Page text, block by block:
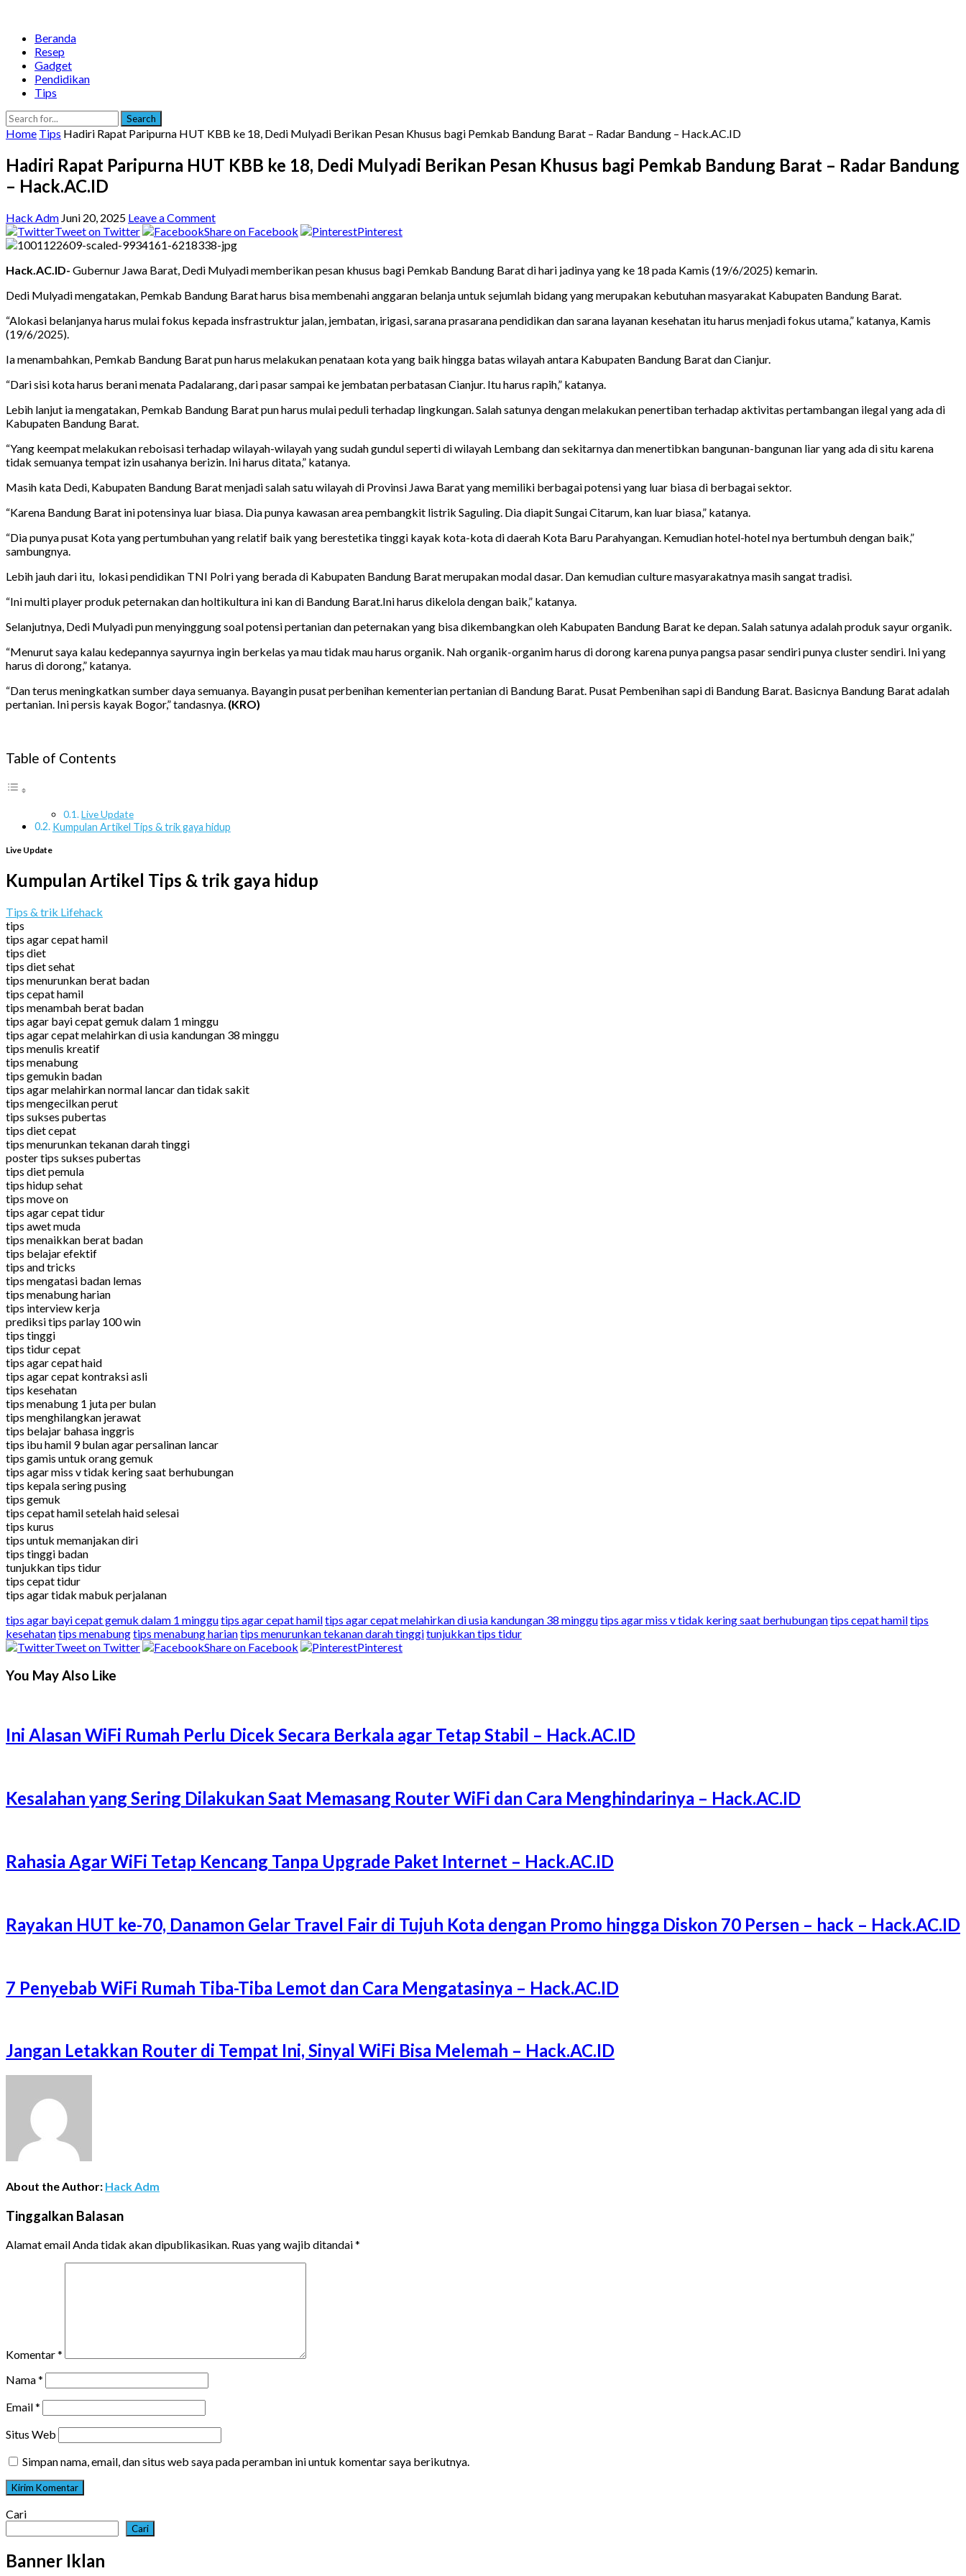
Beranda
Resep
Gadget
Pendidikan
Tips
Search
Home Tips Hadiri Rapat Paripurna HUT KBB ke 18, Dedi Mulyadi Berikan Pesan Khusus bagi Pemkab Bandung Barat – Radar Bandung – Hack.AC.ID
Hadiri Rapat Paripurna HUT KBB ke 18, Dedi Mulyadi Berikan Pesan Khusus bagi Pemkab Bandung Barat – Radar Bandung
– Hack.AC.ID
Hack Adm Juni 20, 2025 Leave a Comment
Tweet on Twitter
Share on Facebook Pinterest
Hack.AC.ID- Gubernur Jawa Barat, Dedi Mulyadi memberikan pesan khusus bagi Pemkab Bandung Barat di hari jadinya yang ke 18 pada Kamis (19/6/2025) kemarin.
Dedi Mulyadi mengatakan, Pemkab Bandung Barat harus bisa membenahi anggaran belanja untuk sejumlah bidang yang merupakan kebutuhan masyarakat Kabupaten Bandung Barat.
“Alokasi belanjanya harus mulai fokus kepada insfrastruktur jalan, jembatan, irigasi, sarana prasarana pendidikan dan sarana layanan kesehatan itu harus menjadi fokus utama,” katanya, Kamis
(19/6/2025).
Ia menambahkan, Pemkab Bandung Barat pun harus melakukan penataan kota yang baik hingga batas wilayah antara Kabupaten Bandung Barat dan Cianjur.
“Dari sisi kota harus berani menata Padalarang, dari pasar sampai ke jembatan perbatasan Cianjur. Itu harus rapih,” katanya.
Lebih lanjut ia mengatakan, Pemkab Bandung Barat pun harus mulai peduli terhadap lingkungan. Salah satunya dengan melakukan penertiban terhadap aktivitas pertambangan ilegal yang ada di
Kabupaten Bandung Barat.
“Yang keempat melakukan reboisasi terhadap wilayah-wilayah yang sudah gundul seperti di wilayah Lembang dan sekitarnya dan menertibkan bangunan-bangunan liar yang ada di situ karena
tidak semuanya tempat izin usahanya berizin. Ini harus ditata,” katanya.
Masih kata Dedi, Kabupaten Bandung Barat menjadi salah satu wilayah di Provinsi Jawa Barat yang memiliki berbagai potensi yang luar biasa di berbagai sektor.
“Karena Bandung Barat ini potensinya luar biasa. Dia punya kawasan area pembangkit listrik Saguling. Dia diapit Sungai Citarum, kan luar biasa,” katanya.
“Dia punya pusat Kota yang pertumbuhan yang relatif baik yang berestetika tinggi kayak kota-kota di daerah Kota Baru Parahyangan. Kemudian hotel-hotel nya bertumbuh dengan baik,”
sambungnya.
Lebih jauh dari itu, lokasi pendidikan TNI Polri yang berada di Kabupaten Bandung Barat merupakan modal dasar. Dan kemudian culture masyarakatnya masih sangat tradisi.
“Ini multi player produk peternakan dan holtikultura ini kan di Bandung Barat.Ini harus dikelola dengan baik,” katanya.
Selanjutnya, Dedi Mulyadi pun menyinggung soal potensi pertanian dan peternakan yang bisa dikembangkan oleh Kabupaten Bandung Barat ke depan. Salah satunya adalah produk sayur organik.
“Menurut saya kalau kedepannya sayurnya ingin berkelas ya mau tidak mau harus organik. Nah organik-organim harus di dorong karena punya pangsa pasar sendiri punya cluster sendiri. Ini yang
harus di dorong,” katanya.
“Dan terus meningkatkan sumber daya semuanya. Bayangin pusat perbenihan kementerian pertanian di Bandung Barat. Pusat Pembenihan sapi di Bandung Barat. Basicnya Bandung Barat adalah
pertanian. Ini persis kayak Bogor,” tandasnya. (KRO)
Table of Contents
Live Update
Kumpulan Artikel Tips & trik gaya hidup
Live Update
Kumpulan Artikel Tips & trik gaya hidup
Tips & trik Lifehack
tips
tips agar cepat hamil
tips diet
tips diet sehat
tips menurunkan berat badan
tips cepat hamil
tips menambah berat badan
tips agar bayi cepat gemuk dalam 1 minggu
tips agar cepat melahirkan di usia kandungan 38 minggu
tips menulis kreatif
tips menabung
tips gemukin badan
tips agar melahirkan normal lancar dan tidak sakit
tips mengecilkan perut
tips sukses pubertas
tips diet cepat
tips menurunkan tekanan darah tinggi
poster tips sukses pubertas
tips diet pemula
tips hidup sehat
tips move on
tips agar cepat tidur
tips awet muda
tips menaikkan berat badan
tips belajar efektif
tips and tricks
tips mengatasi badan lemas
tips menabung harian
tips interview kerja
prediksi tips parlay 100 win
tips tinggi
tips tidur cepat
tips agar cepat haid
tips agar cepat kontraksi asli
tips kesehatan
tips menabung 1 juta per bulan
tips menghilangkan jerawat
tips belajar bahasa inggris
tips ibu hamil 9 bulan agar persalinan lancar
tips gamis untuk orang gemuk
tips agar miss v tidak kering saat berhubungan
tips kepala sering pusing
tips gemuk
tips cepat hamil setelah haid selesai
tips kurus
tips untuk memanjakan diri
tips tinggi badan
tunjukkan tips tidur
tips cepat tidur
tips agar tidak mabuk perjalanan
tips agar bayi cepat gemuk dalam 1 minggutips agar cepat hamiltips agar cepat melahirkan di usia kandungan 38 minggutips agar miss v tidak kering saat berhubungantips cepat hamiltips
kesehatantips menabungtips menabung hariantips menurunkan tekanan darah tinggitunjukkan tips tidur
Tweet on Twitter
Share on Facebook Pinterest
You May Also Like
Ini Alasan WiFi Rumah Perlu Dicek Secara Berkala agar Tetap Stabil – Hack.AC.ID
Kesalahan yang Sering Dilakukan Saat Memasang Router WiFi dan Cara Menghindarinya – Hack.AC.ID
Rahasia Agar WiFi Tetap Kencang Tanpa Upgrade Paket Internet – Hack.AC.ID
Rayakan HUT ke-70, Danamon Gelar Travel Fair di Tujuh Kota dengan Promo hingga Diskon 70 Persen – hack – Hack.AC.ID
7 Penyebab WiFi Rumah Tiba-Tiba Lemot dan Cara Mengatasinya – Hack.AC.ID
Jangan Letakkan Router di Tempat Ini, Sinyal WiFi Bisa Melemah – Hack.AC.ID
About the Author: Hack Adm
Tinggalkan Balasan
Alamat email Anda tidak akan dipublikasikan. Ruas yang wajib ditandai*
Komentar*
Nama*
Email*
Situs Web
Simpan nama, email, dan situs web saya pada peramban ini untuk komentar saya berikutnya.
Cari
Cari
Banner Iklan